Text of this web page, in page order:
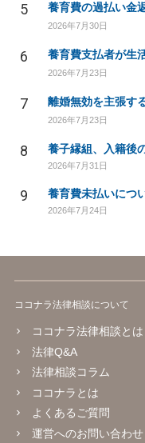
5 養育費の過払い金
2026年7月30日
6 養育費支払者が生
2026年7月23日
7 離婚無効を主張す
2026年7月23日
8 養子縁組、入籍後
2026年7月31日
9 養育費未払いにつ
2026年7月24日
ココナラ法律相談について
ココナラ法律相談とは
法律Q&A
法律相談コラム
ココナラとは
よくあるご質問
運営へのお問い合わせ